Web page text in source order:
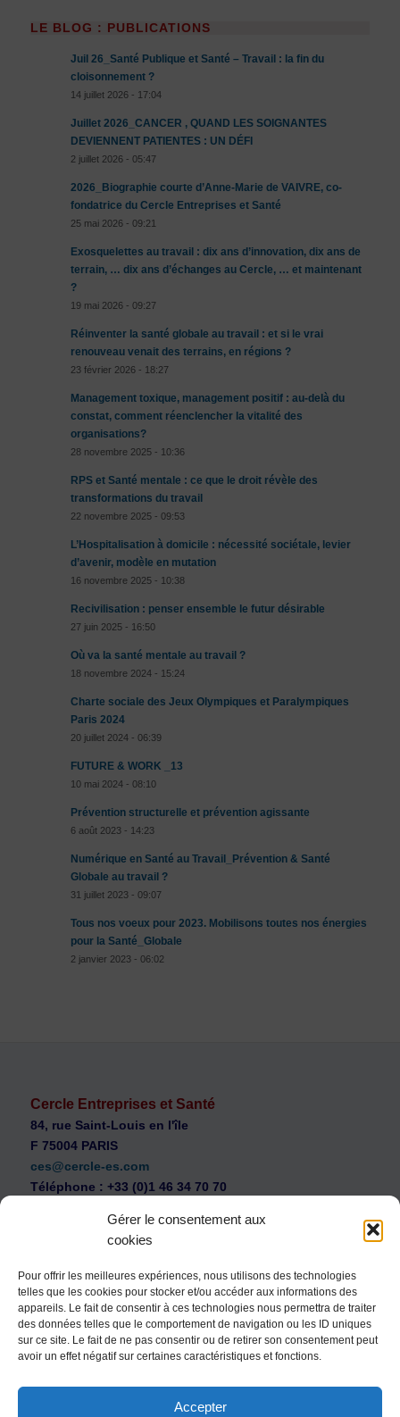
Gérer le consentement aux
cookies
Pour offrir les meilleures expériences, nous utilisons des technologies
telles que les cookies pour stocker et/ou accéder aux informations des
appareils. Le fait de consentir à ces technologies nous permettra de traiter
des données telles que le comportement de navigation ou les ID uniques
sur ce site. Le fait de ne pas consentir ou de retirer son consentement peut
avoir un effet négatif sur certaines caractéristiques et fonctions.
Accepter
LE BLOG : PUBLICATIONS
Juil 26_Santé Publique et Santé – Travail : la fin du
cloisonnement ?
14 juillet 2026 - 17:04
Juillet 2026_CANCER , QUAND LES SOIGNANTES
DEVIENNENT PATIENTES : UN DÉFI
2 juillet 2026 - 05:47
2026_Biographie courte d’Anne-Marie de VAIVRE, co-
fondatrice du Cercle Entreprises et Santé
25 mai 2026 - 09:21
Exosquelettes au travail : dix ans d’innovation, dix ans de
terrain, … dix ans d’échanges au Cercle, … et maintenant
?
19 mai 2026 - 09:27
Réinventer la santé globale au travail : et si le vrai
renouveau venait des terrains, en régions ?
23 février 2026 - 18:27
Management toxique, management positif : au-delà du
constat, comment réenclencher la vitalité des
organisations?
28 novembre 2025 - 10:36
RPS et Santé mentale : ce que le droit révèle des
transformations du travail
22 novembre 2025 - 09:53
L’Hospitalisation à domicile : nécessité sociétale, levier
d’avenir, modèle en mutation
16 novembre 2025 - 10:38
Recivilisation : penser ensemble le futur désirable
27 juin 2025 - 16:50
Où va la santé mentale au travail ?
18 novembre 2024 - 15:24
Charte sociale des Jeux Olympiques et Paralympiques
Paris 2024
20 juillet 2024 - 06:39
FUTURE & WORK _13
10 mai 2024 - 08:10
Prévention structurelle et prévention agissante
6 août 2023 - 14:23
Numérique en Santé au Travail_Prévention & Santé
Globale au travail ?
31 juillet 2023 - 09:07
Tous nos voeux pour 2023. Mobilisons toutes nos énergies
pour la Santé_Globale
2 janvier 2023 - 06:02
Cercle Entreprises et Santé
84, rue Saint-Louis en l'île
F 75004 PARIS
ces@cercle-es.com
Téléphone : +33 (0)1 46 34 70 70
WEB Cercle – archives vidéos
Souscription au Cercle Entreprises et Santé
Nous contacter
Politique de confidentialité